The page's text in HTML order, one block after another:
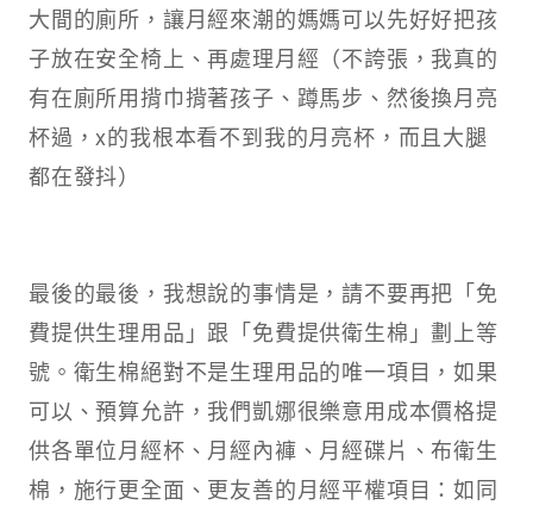
大間的廁所，讓月經來潮的媽媽可以先好好把孩
子放在安全椅上、再處理月經（不誇張，我真的
有在廁所用揹巾揹著孩子、蹲馬步、然後換月亮
杯過，x的我根本看不到我的月亮杯，而且大腿
都在發抖）
最後的最後，我想說的事情是，請不要再把「免
費提供生理用品」跟「免費提供衛生棉」劃上等
號。衛生棉絕對不是生理用品的唯一項目，如果
可以、預算允許，我們凱娜很樂意用成本價格提
供各單位月經杯、月經內褲、月經碟片、布衛生
棉，施行更全面、更友善的月經平權項目：如同